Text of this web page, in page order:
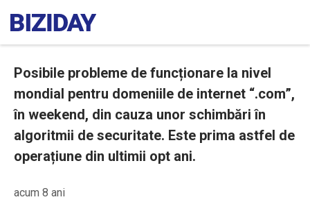
Posibile probleme de funcționare la nivel
mondial pentru domeniile de internet “.com”,
în weekend, din cauza unor schimbări în
algoritmii de securitate. Este prima astfel de
operațiune din ultimii opt ani.
acum 8 ani